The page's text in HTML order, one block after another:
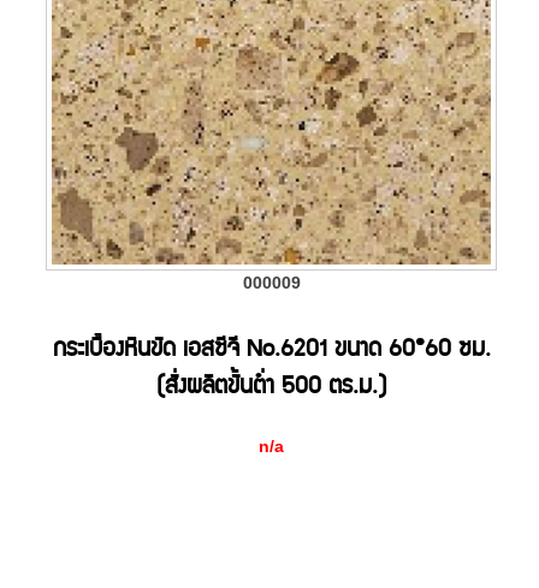
000009
กระเบื้องหินขัด เอสซีจี No.6201 ขนาด 60*60 ซม.
(สั่งผลิตขั้นต่ำ 500 ตร.ม.)
n/a